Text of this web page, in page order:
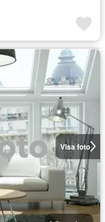
Visa foto